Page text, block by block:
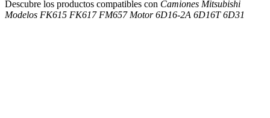
Descubre los productos compatibles con Camiones Mitsubishi
Modelos FK615 FK617 FM657 Motor 6D16-2A 6D16T 6D31